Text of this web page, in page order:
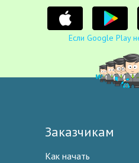
Если Google Play
Заказчикам
Как начать